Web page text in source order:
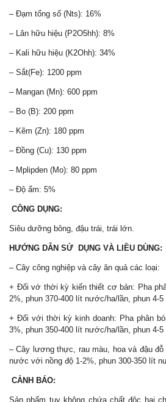
– Đạm tổng số (Nts): 16%
– Lân hữu hiệu (P2O5hh): 8%
– Kali hữu hiệu (K2Ohh): 34%
– Sắt(Fe): 1200 ppm
– Mangan (Mn): 600 ppm
– Bo (B): 200 ppm
– Kẽm (Zn): 180 ppm
– Đồng (Cu): 130 ppm
– Mplipden (Mo): 80 ppm
– Độ ẩm: 5%
CÔNG DỤNG:
Siêu dưỡng bông, đậu trái, trái lớn.
HƯỚNG DẪN SỬ DỤNG VÀ LIỀU DÙNG:
– Cây công nghiệp và cây ăn quả các loại:
+ Đối vớ thời kỳ kiến thiết cơ bản: Pha
2%, phun 370-400 lít nước/ha/lần, phun 4-5
+ Đối với thời kỳ kinh doanh: Pha phân
3%, phun 350-400 lít nước/ha/lần, phun 4-5
– Cây lương thực, rau màu, hoa và đậu
nước với nồng độ 1-2%, phun 300-350 lít
CẢNH BÁO:
Sản phẩm tuy không chứa chất độc hại